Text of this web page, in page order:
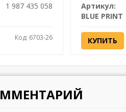
1 987 435 058
Код: 6703-26
Артикул:
BLUE PRINT
КУПИТЬ